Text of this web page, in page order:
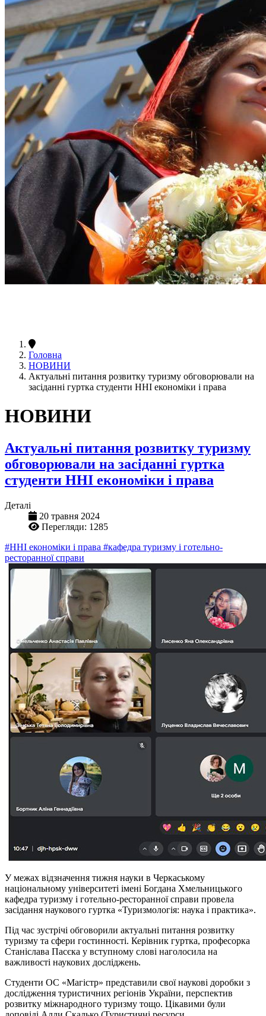
Головна
НОВИНИ
Актуальні питання розвитку туризму обговорювали на
засіданні гуртка студенти ННІ економіки і права
НОВИНИ
Актуальні питання розвитку туризму
обговорювали на засіданні гуртка
студенти ННІ економіки і права
Деталі
20 травня 2024
Перегляди: 1285
#ННІ економіки і права #кафедра туризму і готельно-
ресторанної справи
У межах відзначення тижня науки в Черкаському
національному університеті імені Богдана Хмельницького
кафедра туризму і готельно-ресторанної справи провела
засідання наукового гуртка «Туризмологія: наука і практика».
Під час зустрічі обговорили актуальні питання розвитку
туризму та сфери гостинності. Керівник гуртка, професорка
Станіслава Пасєка у вступному слові наголосила на
важливості наукових досліджень.
Студенти ОС «Магістр» представили свої наукові доробки з
дослідження туристичних регіонів України, перспектив
розвитку міжнародного туризму тощо. Цікавими були